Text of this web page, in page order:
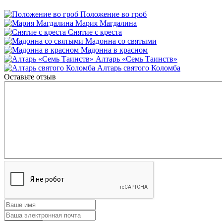
Положение во гроб
Мария Магдалина
Снятие с креста
Мадонна со святыми
Мадонна в красном
Алтарь «Семь Таинств»
Алтарь святого Коломба
Оставьте отзыв